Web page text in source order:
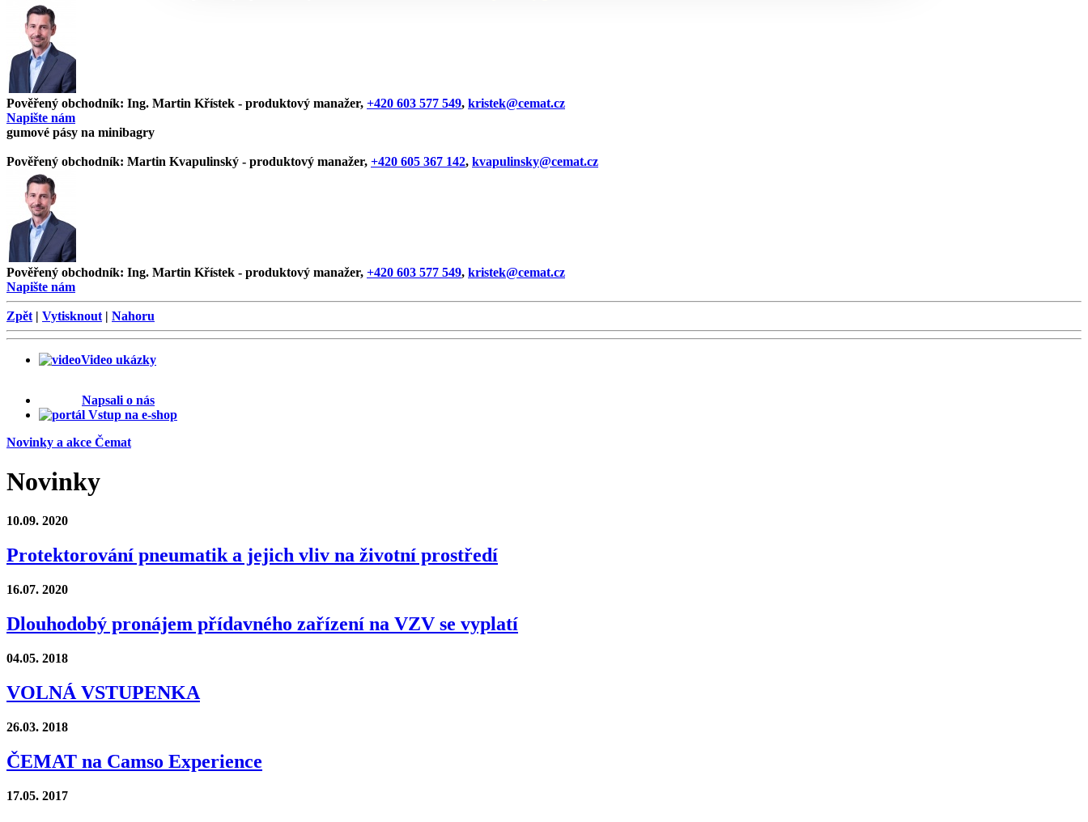
Pověřený obchodník: Ing. Martin Křístek - produktový manažer, +420 603 577 549, kristek@cemat.cz
Napište nám
gumové pásy na minibagry
Pověřený obchodník: Martin Kvapulinský - produktový manažer, +420 605 367 142, kvapulinsky@cemat.cz
Pověřený obchodník: Ing. Martin Křístek - produktový manažer, +420 603 577 549, kristek@cemat.cz
Napište nám
Zpět | Vytisknout | Nahoru
Video ukázky
Napsali o nás
Vstup na e-shop
Novinky a akce Čemat
Novinky
10.09. 2020
Protektorování pneumatik a jejich vliv na životní prostředí
16.07. 2020
Dlouhodobý pronájem přídavného zařízení na VZV se vyplatí
04.05. 2018
VOLNÁ VSTUPENKA
26.03. 2018
ČEMAT na Camso Experience
17.05. 2017